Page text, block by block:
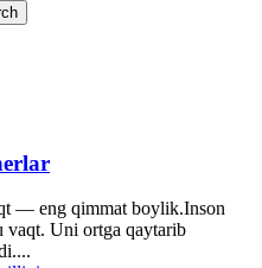
— eng qimmat boylik.Inson
vaqt. Uni ortga qaytarib